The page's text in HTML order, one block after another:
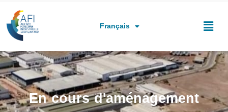
Français
English
En cours d'aménagement